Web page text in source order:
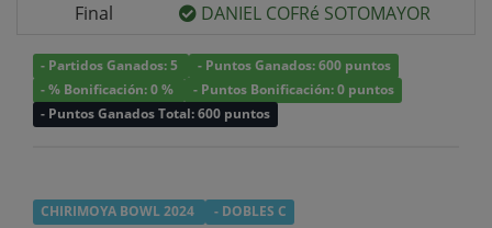
Final
DANIEL COFRé SOTOMAYOR
- Partidos Ganados: 5
- Puntos Ganados: 600 puntos
- % Bonificación: 0 %
- Puntos Bonificación: 0 puntos
- Puntos Ganados Total: 600 puntos
CHIRIMOYA BOWL 2024 - DOBLES C